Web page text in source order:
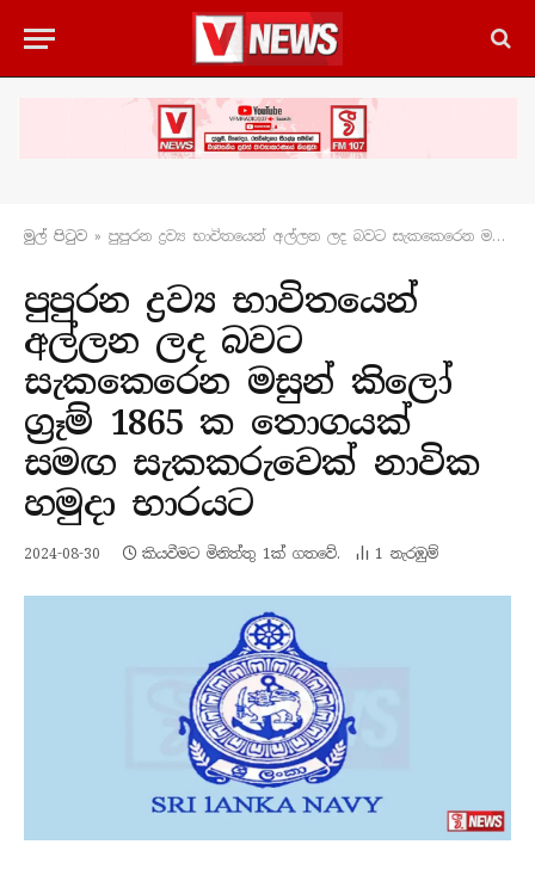
මුල් පිටු​ව » පුපුරන ද්‍රව්‍ය භාවිතයෙන් අල්ලන ලද බවට සැකකෙරෙන මසුන් කිලෝ ග්‍රෑම් 1865 ක තොගයක් සමඟ සැකකරුවෙක් නාවික හමුදා භාරයට
පුපුරන ද්‍රව්‍ය භාවිතයෙන්
අල්ලන ලද බවට
සැකකෙරෙන මසුන් කිලෝ
ග්‍රෑම් 1865 ක තොගයක්
සමඟ සැකකරුවෙක් නාවික
හමුදා භාරයට
2024-08-30 කියවීමට මිනිත්තු 1ක් ගතවේ. 1 නැරඹු​ම්